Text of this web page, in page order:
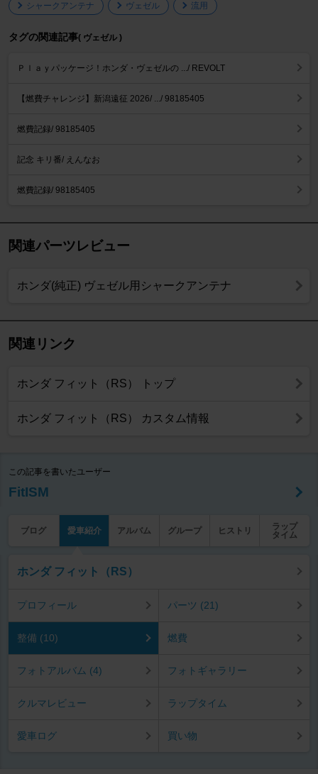
シャークアンテナ ヴェゼル 流用
タグの関連記事( ヴェゼル )
Ｐｌａｙパッケージ！ホンダ・ヴェゼルの .../ REVOLT
【燃費チャレンジ】新潟遠征 2026/ .../ 98185405
燃費記録/ 98185405
記念 キリ番/ えんなお
燃費記録/ 98185405
関連パーツレビュー
ホンダ(純正) ヴェゼル用シャークアンテナ
関連リンク
ホンダ フィット（RS） トップ
ホンダ フィット（RS） カスタム情報
この記事を書いたユーザー
FitISM
ブログ 愛車紹介 アルバム グループ ヒストリ
ラップ
タイム
ホンダ フィット（RS）
プロフィール パーツ (21)
整備 (10) 燃費
フォトアルバム (4) フォトギャラリー
クルマレビュー ラップタイム
愛車ログ 買い物